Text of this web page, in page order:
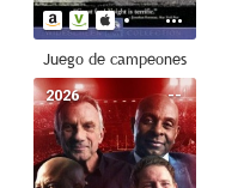
Juego de campeones
--
2026